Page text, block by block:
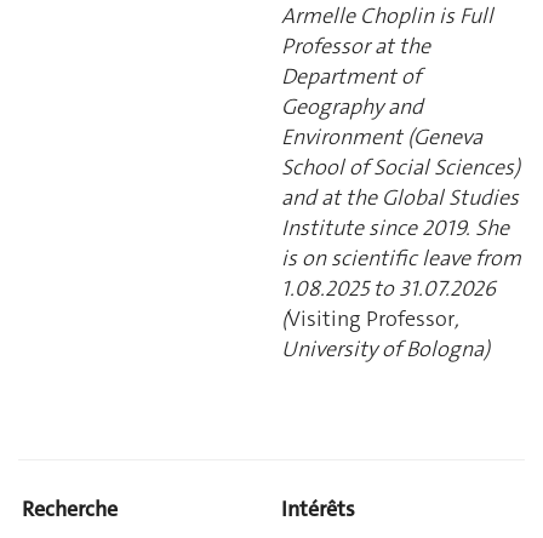
Armelle Choplin is Full
Professor at the
Department of
Geography and
Environment (Geneva
School of Social Sciences)
and at the Global Studies
Institute since 2019. She
is on scientific leave from
1.08.2025 to 31.07.2026
(Visiting Professor,
University of Bologna)
Recherche
Intérêts